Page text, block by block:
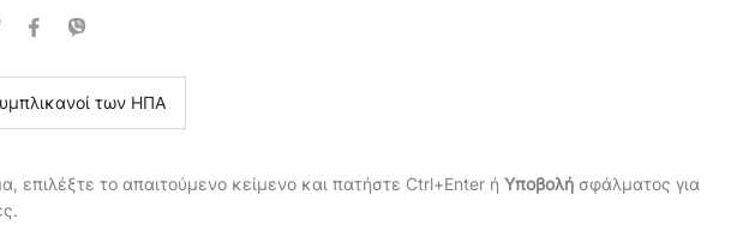
των ΗΠΑ
επιλέξτε το απαιτούμενο κείμενο και πατήστε Ctrl+Enter ή Υποβολήσφάλματος για